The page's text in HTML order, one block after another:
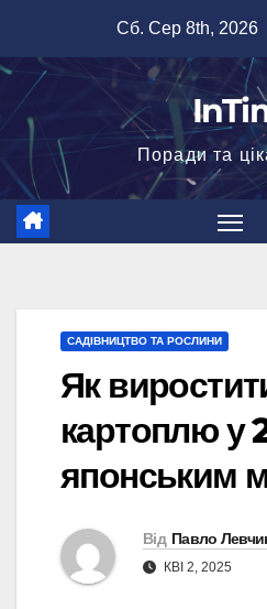
вмісту
Сб. Сер 8th, 2026
Поради та
САДІВНИЦТВО ТА РОСЛИНИ
Як
картоплю у
японським
Від Павло
КВІ 2, 2025